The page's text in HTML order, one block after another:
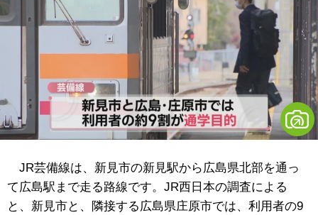
JR芸備線は、新見市の新見駅から広島県北部を通っ
て広島駅まで走る路線です。JR西日本の調査による
と、新見市と、隣接する広島県庄原市では、利用者の9